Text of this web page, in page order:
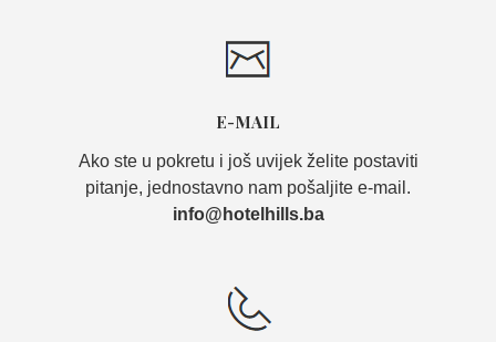
E-MAIL
Ako ste u pokretu i još uvijek želite postaviti
pitanje, jednostavno nam pošaljite e-mail.
info@hotelhills.ba